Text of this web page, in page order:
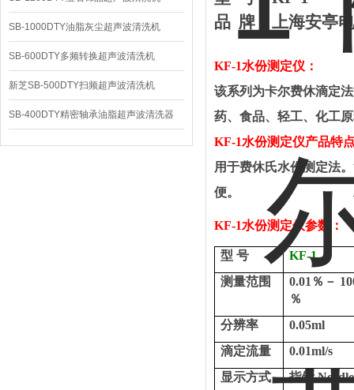
SB-1000DTY油脂灰尘超声波清洗机
SB-600DTY多频转换超声波清洗机
新芝SB-500DTY扫频超声波清洗机
SB-400DTY精密轴承油脂超声波清洗器
品 牌 上海安亭
KF-1水份测定仪 ：
该系列为卡尔费休滴定
药、食品、轻工、化工
KF-1水份测定仪产品特
用于费休氏水份测定法
便。
KF-1水份测定仪参数 ：
型 号
KF-1
测量范围
0.01 ％－
％
分辨率
0.05ml
滴定流量
0.01ml/s
显示方式
指针Needle